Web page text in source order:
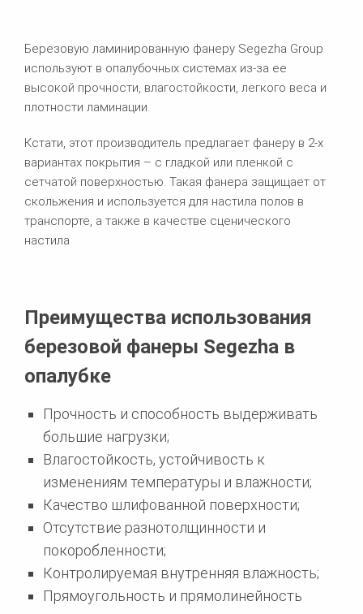
Березовую ламинированную фанеру Segezha Group
используют в опалубочных системах из-за ее
высокой прочности, влагостойкости, легкого веса и
плотности ламинации.
Кстати, этот производитель предлагает фанеру в 2-х
вариантах покрытия – с гладкой или пленкой с
сетчатой поверхностью. Такая фанера защищает от
скольжения и используется для настила полов в
транспорте, а также в качестве сценического
настила
Преимущества использования
березовой фанеры Segezha в
опалубке
​​​​Прочность и способность выдерживать
большие нагрузки;
Влагостойкость, устойчивость к
изменениям температуры и влажности;
Качество шлифованной поверхности;
Отсутствие разнотолщинности и
покоробленности;
Контролируемая внутренняя влажность;
Прямоугольность и прямолинейность